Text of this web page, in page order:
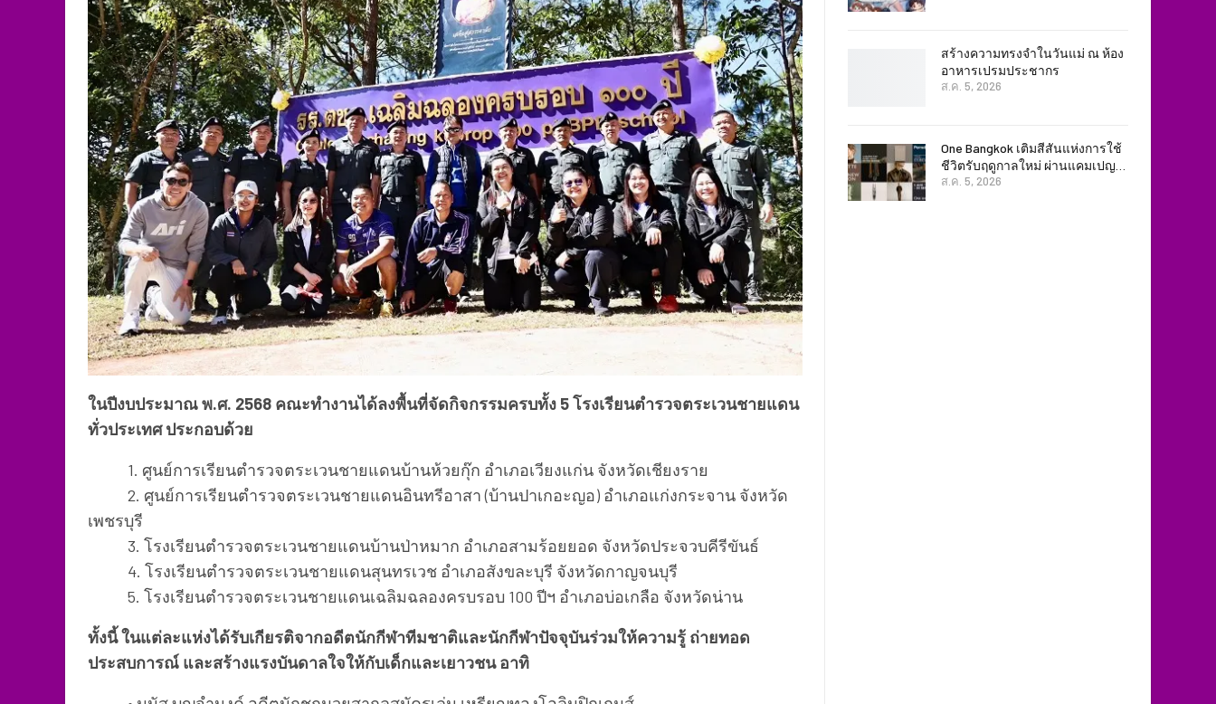
ในปีงบประมาณ พ.ศ. 2568 คณะทำงานได้ลงพื้นที่จัดกิจกรรมครบทั้ง 5 โรงเรียนตำรวจตระเวนชายแดน
ทั่วประเทศ ประกอบด้วย
1. ศูนย์การเรียนตำรวจตระเวนชายแดนบ้านห้วยกุ๊ก อำเภอเวียงแก่น จังหวัดเชียงราย
2. ศูนย์การเรียนตำรวจตระเวนชายแดนอินทรีอาสา (บ้านปาเกอะญอ) อำเภอแก่งกระจาน จังหวัด
เพชรบุรี
3. โรงเรียนตำรวจตระเวนชายแดนบ้านป่าหมาก อำเภอสามร้อยยอด จังหวัดประจวบคีรีขันธ์
4. โรงเรียนตำรวจตระเวนชายแดนสุนทรเวช อำเภอสังขละบุรี จังหวัดกาญจนบุรี
5. โรงเรียนตำรวจตระเวนชายแดนเฉลิมฉลองครบรอบ 100 ปีฯ อำเภอบ่อเกลือ จังหวัดน่าน
ทั้งนี้ ในแต่ละแห่งได้รับเกียรติจากอดีตนักกีฬาทีมชาติและนักกีฬาปัจจุบันร่วมให้ความรู้ ถ่ายทอด
ประสบการณ์ และสร้างแรงบันดาลใจให้กับเด็กและเยาวชน อาทิ
สร้างความทรงจำในวันแม่ ณ ห้อง
อาหารเปรมประชากร
ส.ค. 5, 2026
One Bangkok เติมสีสันแห่งการใช้
ชีวิตรับฤดูกาลใหม่ ผ่านแคมเปญ…
ส.ค. 5, 2026